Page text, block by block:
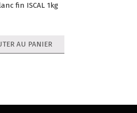
fin ISCAL 1kg
AU PANIER